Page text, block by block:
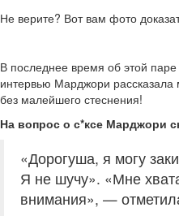
Не верите? Вот вам фото
В последнее время об этой
интервью Марджори
без малейшего стеснения!
На вопрос о с*ксе Марджори
«Дорогуша, я могу
Я не шучу». «Мне
внимания», —